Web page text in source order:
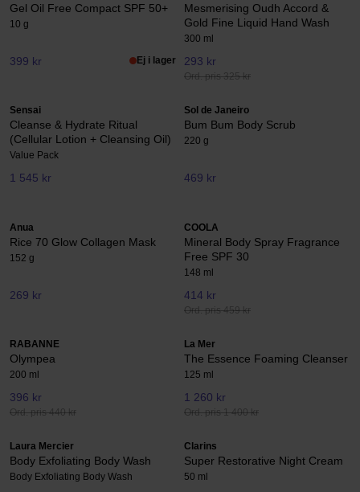
Gel Oil Free Compact SPF 50+
10 g
399 kr Ej i lager
Mesmerising Oudh Accord &
Gold Fine Liquid Hand Wash
300 ml
293 kr
Ord. pris 325 kr
Sensai
Cleanse & Hydrate Ritual
(Cellular Lotion + Cleansing Oil)
Value Pack
1 545 kr
Sol de Janeiro
Bum Bum Body Scrub
220 g
469 kr
Anua
Rice 70 Glow Collagen Mask
152 g
269 kr
COOLA
Mineral Body Spray Fragrance
Free SPF 30
148 ml
414 kr
Ord. pris 459 kr
RABANNE
Olympea
200 ml
396 kr
Ord. pris 440 kr
La Mer
The Essence Foaming Cleanser
125 ml
1 260 kr
Ord. pris 1 400 kr
Laura Mercier
Body Exfoliating Body Wash
Body Exfoliating Body Wash
Clarins
Super Restorative Night Cream
50 ml